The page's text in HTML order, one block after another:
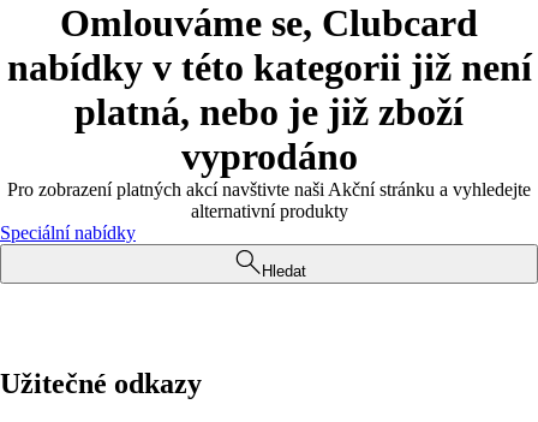
Omlouváme se, Clubcard
nabídky v této kategorii již není
platná, nebo je již zboží
vyprodáno
Pro zobrazení platných akcí navštivte naši Akční stránku a vyhledejte
alternativní produkty
Speciální nabídky
Hledat
Užitečné odkazy